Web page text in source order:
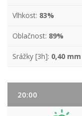
Vlhkost: 83%
Oblačnost: 89%
Srážky [3h]: 0,40 mm
20:00